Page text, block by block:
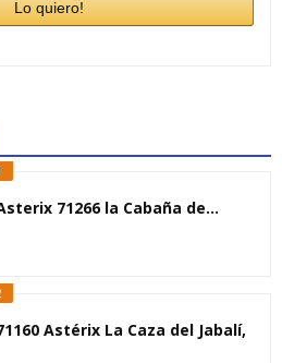
Lo quiero!
71266 la Cabaña de...
Astérix La Caza del Jabalí,